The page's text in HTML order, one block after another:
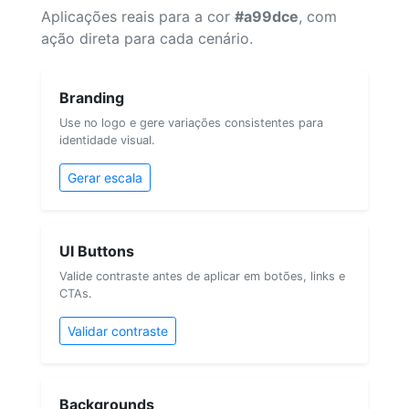
Aplicações reais para a cor #a99dce, com
ação direta para cada cenário.
Branding
Use no logo e gere variações consistentes para
identidade visual.
Gerar escala
UI Buttons
Valide contraste antes de aplicar em botões, links e
CTAs.
Validar contraste
Backgrounds